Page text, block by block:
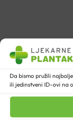
Da bismo pružili
ili jedinstveni ID-ovi na